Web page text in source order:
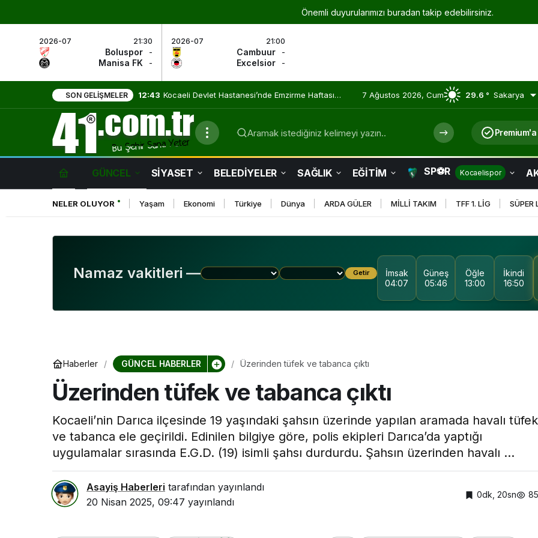
Önemli duyurularımızı buradan takip edebilirsiniz.
2026-07 21:30
Boluspor
-
Manisa FK
-
2026-07 21:00
Cambuur
-
Excelsior
-
SON GELIŞMELER 9:01 Evde Sağlık Hizmetleri Umut Olmaya Devam Ediyor 7 Ağustos 2026, Cum 29.6 ° Sakarya
Aramak istediğiniz kelimeyi yazın..
GÜNCEL SİYASET BELEDİYELER SAĞLIK EĞİTİM SP⚽R Kocaelispor
NELER OLUYOR Yaşam Ekonomi Türkiye Dünya ARDA GÜLER MİLLİ TAKIM TFF 1. LİG SÜPER
Namaz vakitleri — Getir
İmsak
04:07
Güneş
05:46
Öğle
13:00
İkindi
16:50
Haberler GÜNCEL HABERLER Üzerinden tüfek ve tabanca çıktı
Üzerinden tüfek ve tabanca çıktı
Kocaeli’nin Darıca ilçesinde 19 yaşındaki şahsın üzerinde yapılan aramada havalı tüfek
ve tabanca ele geçirildi. Edinilen bilgiye göre, polis ekipleri Darıca’da yaptığı
uygulamalar sırasında E.G.D. (19) isimli şahsı durdurdu. Şahsın üzerinden havalı ...
Asayiş Haberleri tarafından yayınlandı
20 Nisan 2025, 09:47 yayınlandı
0dk, 20sn 85
KOCAELI DEVLET